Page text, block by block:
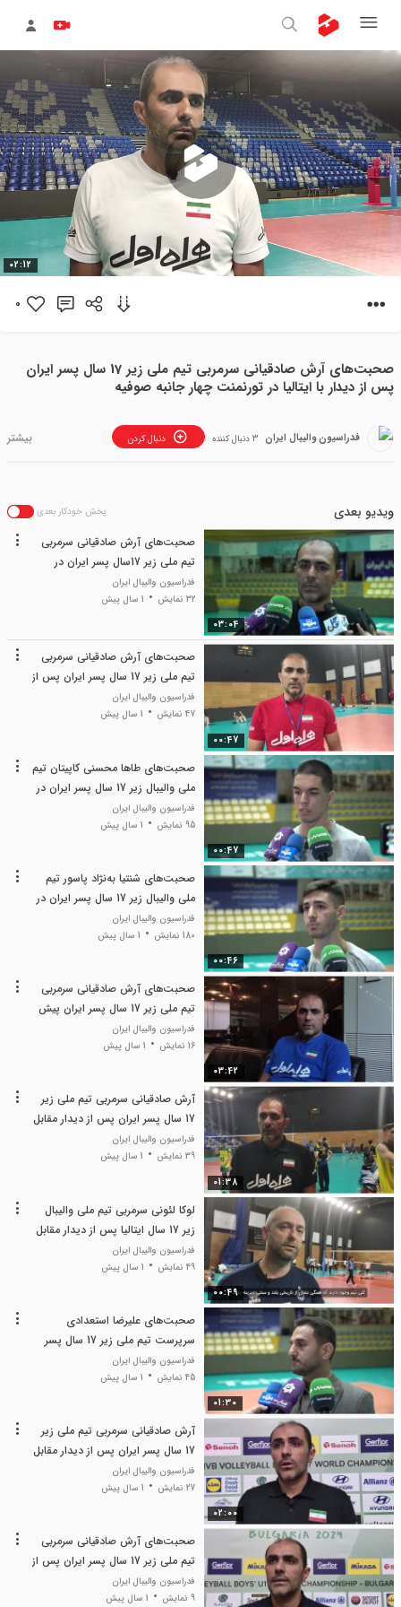
پخش
02:12
0
صحبت‌های آرش صادقیانی سرمربی تیم ملی زیر 17 سال پسر ایران
پس از دیدار با ایتالیا در تورنمنت چهار جانبه صوفیه
فدراسیون والیبال ایران دنبال کردن 3 دنبال کننده
ویدیو بعدی پخش خودکار بعدی
03:04
صحبت‌های آرش صادقیانی سرمربی
تیم ملی زیر 17سال پسر ایران در
آخرین تمرین در تهران
فدراسیون والیبال ایران
32 نمایش
1 سال پیش
00:47
صحبت‌های آرش صادقیانی سرمربی
تیم ملی زیر 17 سال پسر ایران پس از
نخستین جلسه تمرینی در صوفیه
فدراسیون والیبال ایران
47 نمایش
1 سال پیش
00:47
صحبت‌های طاها محسنی کاپیتان تیم
ملی والیبال زیر 17 سال پسر ایران در
آخرین تمرین در تهران
فدراسیون والیبال ایران
95 نمایش
1 سال پیش
00:46
صحبت‌های شنتیا به‌نژاد پاسور تیم
ملی والیبال زیر 17 سال پسر ایران در
آخرین تمرین در تهران
فدراسیون والیبال ایران
180 نمایش
1 سال پیش
03:42
صحبت‌های آرش صادقیانی سرمربی
تیم ملی زیر 17 سال پسر ایران پیش
از شروع رقابت‌های قهرمانی جهان
2024
فدراسیون والیبال ایران
16 نمایش
1 سال پیش
01:38
آرش صادقیانی سرمربی تیم ملی زیر
17 سال پسر ایران پس از دیدار مقابل
بلغارستان در تورنمنت چهار جانبه
صوفیه
فدراسیون والیبال ایران
39 نمایش
1 سال پیش
00:49
لوکا لئونی سرمربی تیم ملی والیبال
زیر 17 سال ایتالیا پس از دیدار مقابل
ایران در تورنمنت چهار جانبه صوفیه
فدراسیون والیبال ایران
49 نمایش
1 سال پیش
01:30
صحبت‌های علیرضا استعدادی
سرپرست تیم ملی زیر 17 سال پسر
ایران در آخرین تمرین در تهران
فدراسیون والیبال ایران
45 نمایش
1 سال پیش
02:00
آرش صادقیانی سرمربی تیم ملی زیر
17 سال پسر ایران پس از دیدار مقابل
مصر
فدراسیون والیبال ایران
27 نمایش
1 سال پیش
صحبت‌های آرش صادقیانی سرمربی
تیم ملی زیر 17 سال پسر ایران پس از
پیروزی مقابل تونس
فدراسیون والیبال ایران
9 نمایش
1 سال پیش